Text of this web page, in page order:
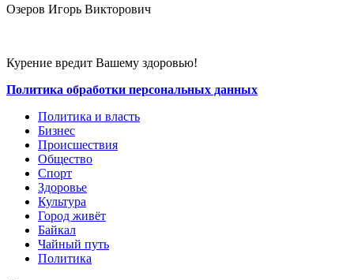
Озеров Игорь Викторович
Курение вредит Вашему здоровью!
Политика обработки персональных данных
Политика и власть
Бизнес
Происшествия
Общество
Cпорт
Здоровье
Культура
Город живёт
Байкал
Чайный путь
Политика